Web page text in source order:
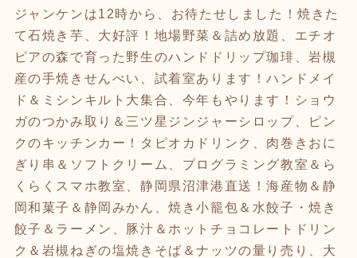
ジャンケンは12時から、お待たせしました！焼きた
て石焼き芋、大好評！地場野菜＆詰め放題、エチオ
ピアの森で育った野生のハンドドリップ珈琲、岩槻
産の手焼きせんべい、試着室あります！ハンドメイ
ド＆ミシンキルト大集合、今年もやります！ショウ
ガのつかみ取り＆三ツ星ジンジャーシロップ、ピン
クのキッチンカー！タピオカドリンク、肉巻きおに
ぎり串＆ソフトクリーム、プログラミング教室＆ら
くらくスマホ教室、静岡県沼津港直送！海産物＆静
岡和菓子＆静岡みかん、焼き小籠包＆水餃子・焼き
餃子＆ラーメン、豚汁＆ホットチョコレートドリン
ク＆岩槻ねぎの塩焼きそば＆ナッツの量り売り、大